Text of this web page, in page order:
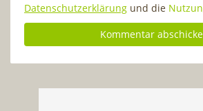
Datenschutzerklärung und die